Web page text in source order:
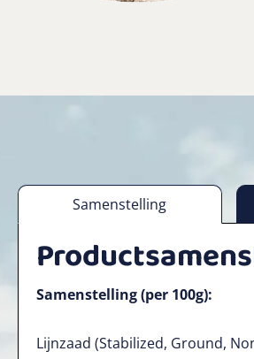
Samenstelling
Samenstelling (per 100g):
Lijnzaad (Stabilized, Ground,